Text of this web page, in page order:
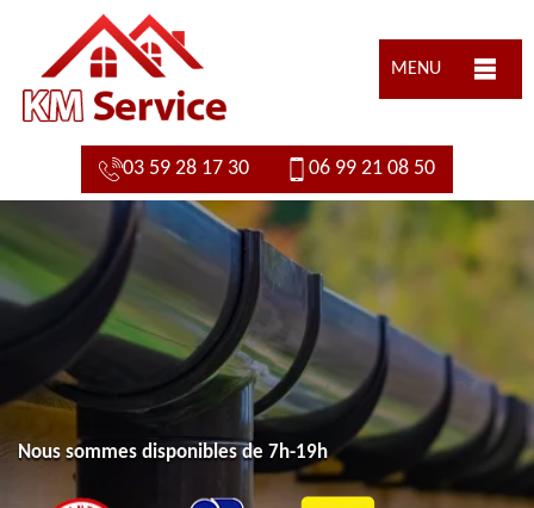
MENU
03 59 28 17 30 06 99 21 08 50
Nous sommes disponibles de 7h-19h